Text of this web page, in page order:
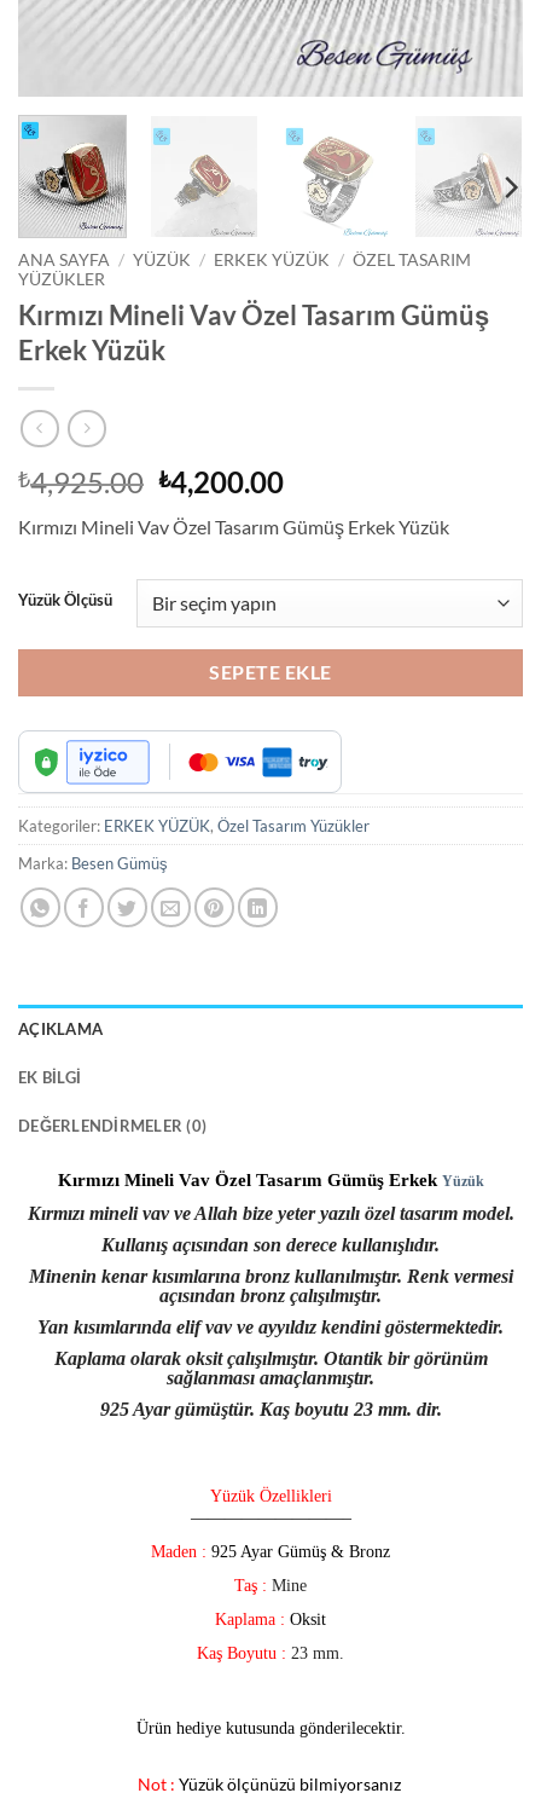
ANA SAYFA / YÜZÜK / ERKEK YÜZÜK / ÖZEL TASARIM
YÜZÜKLER
Kırmızı Mineli Vav Özel Tasarım Gümüş
Erkek Yüzük
₺4,925.00 Orijinal
fiyat:
₺4,925.00.
₺4,200.00Şu
fiyat:
Kırmızı Mineli Vav Özel Tasarım Gümüş Erkek Yüzük
Yüzük Ölçüsü
SEPETE EKLE
Kategoriler: ERKEK YÜZÜK, Özel Tasarım Yüzükler
Marka: Besen Gümüş
AÇIKLAMA
EK BILGI
DEĞERLENDIRMELER (0)
Kırmızı Mineli Vav Özel Tasarım Gümüş Erkek Yüzük
Kırmızı mineli vav ve Allah bize yeter yazılı özel tasarım model.
Kullanış açısından son derece kullanışlıdır.
Minenin kenar kısımlarına bronz kullanılmıştır. Renk vermesi
açısından bronz çalışılmıştır.
Yan kısımlarında elif vav ve ayyıldız kendini göstermektedir.
Kaplama olarak oksit çalışılmıştır. Otantik bir görünüm
sağlanması amaçlanmıştır.
925 Ayar gümüştür. Kaş boyutu 23 mm. dir.
Yüzük Özellikleri
—————————–
Maden : 925 Ayar Gümüş & Bronz
Taş : Mine
Kaplama : Oksit
Kaş Boyutu : 23 mm.
Ürün hediye kutusunda gönderilecektir.
Not : Yüzük ölçünüzü bilmiyorsanız